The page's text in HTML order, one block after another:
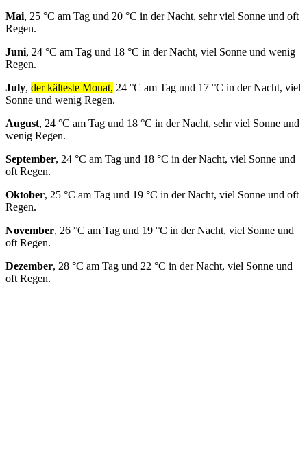
Mai, 25 °C am Tag und 20 °C in der Nacht, sehr viel Sonne und oft
Regen.
Juni, 24 °C am Tag und 18 °C in der Nacht, viel Sonne und wenig
Regen.
July, der kälteste Monat, 24 °C am Tag und 17 °C in der Nacht, viel
Sonne und wenig Regen.
August, 24 °C am Tag und 18 °C in der Nacht, sehr viel Sonne und
wenig Regen.
September, 24 °C am Tag und 18 °C in der Nacht, viel Sonne und
oft Regen.
Oktober, 25 °C am Tag und 19 °C in der Nacht, viel Sonne und oft
Regen.
November, 26 °C am Tag und 19 °C in der Nacht, viel Sonne und
oft Regen.
Dezember, 28 °C am Tag und 22 °C in der Nacht, viel Sonne und
oft Regen.